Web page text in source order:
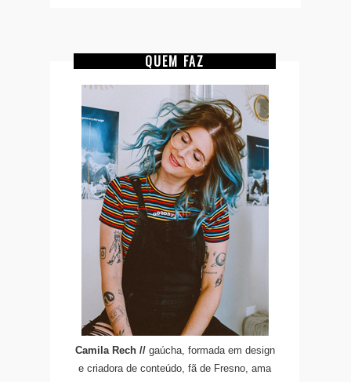
QUEM FAZ
Camila Rech // gaúcha, formada em design
e criadora de conteúdo, fã de Fresno, ama